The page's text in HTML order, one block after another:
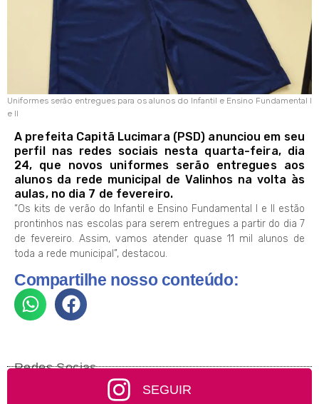
Uniformes serão entregues para os alunos do Infantil e Ensino Fundamental I
e II
A prefeita Capitã Lucimara (PSD) anunciou em seu
perfil nas redes sociais nesta quarta-feira, dia
24, que novos uniformes serão entregues aos
alunos da rede municipal de Valinhos na volta às
aulas, no dia 7 de fevereiro.
“Os kits de verão do Infantil e Ensino Fundamental I e II estão
prontinhos nas escolas para serem entregues a partir do dia 7
de fevereiro. Assim, vamos atender quase 11 mil alunos de
toda a rede municipal”, destacou.
Compartilhe nosso conteúdo:
Redes Socias
SEGUIR